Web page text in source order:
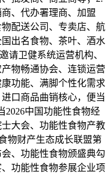
、代办署理商、加盟
配送公司、专卖店、航
出名食物、茶叶、酒水
请卫健系统运营机构、
物畅通协会、连锁运营
功能、满脚个性化需求
口商品曲销核心，便当
2026中国功能性食物经
大会、功能性食物产教
物财产生态成长联盟第
、功能性食物颁盛典勾
功能性食物参展企业项